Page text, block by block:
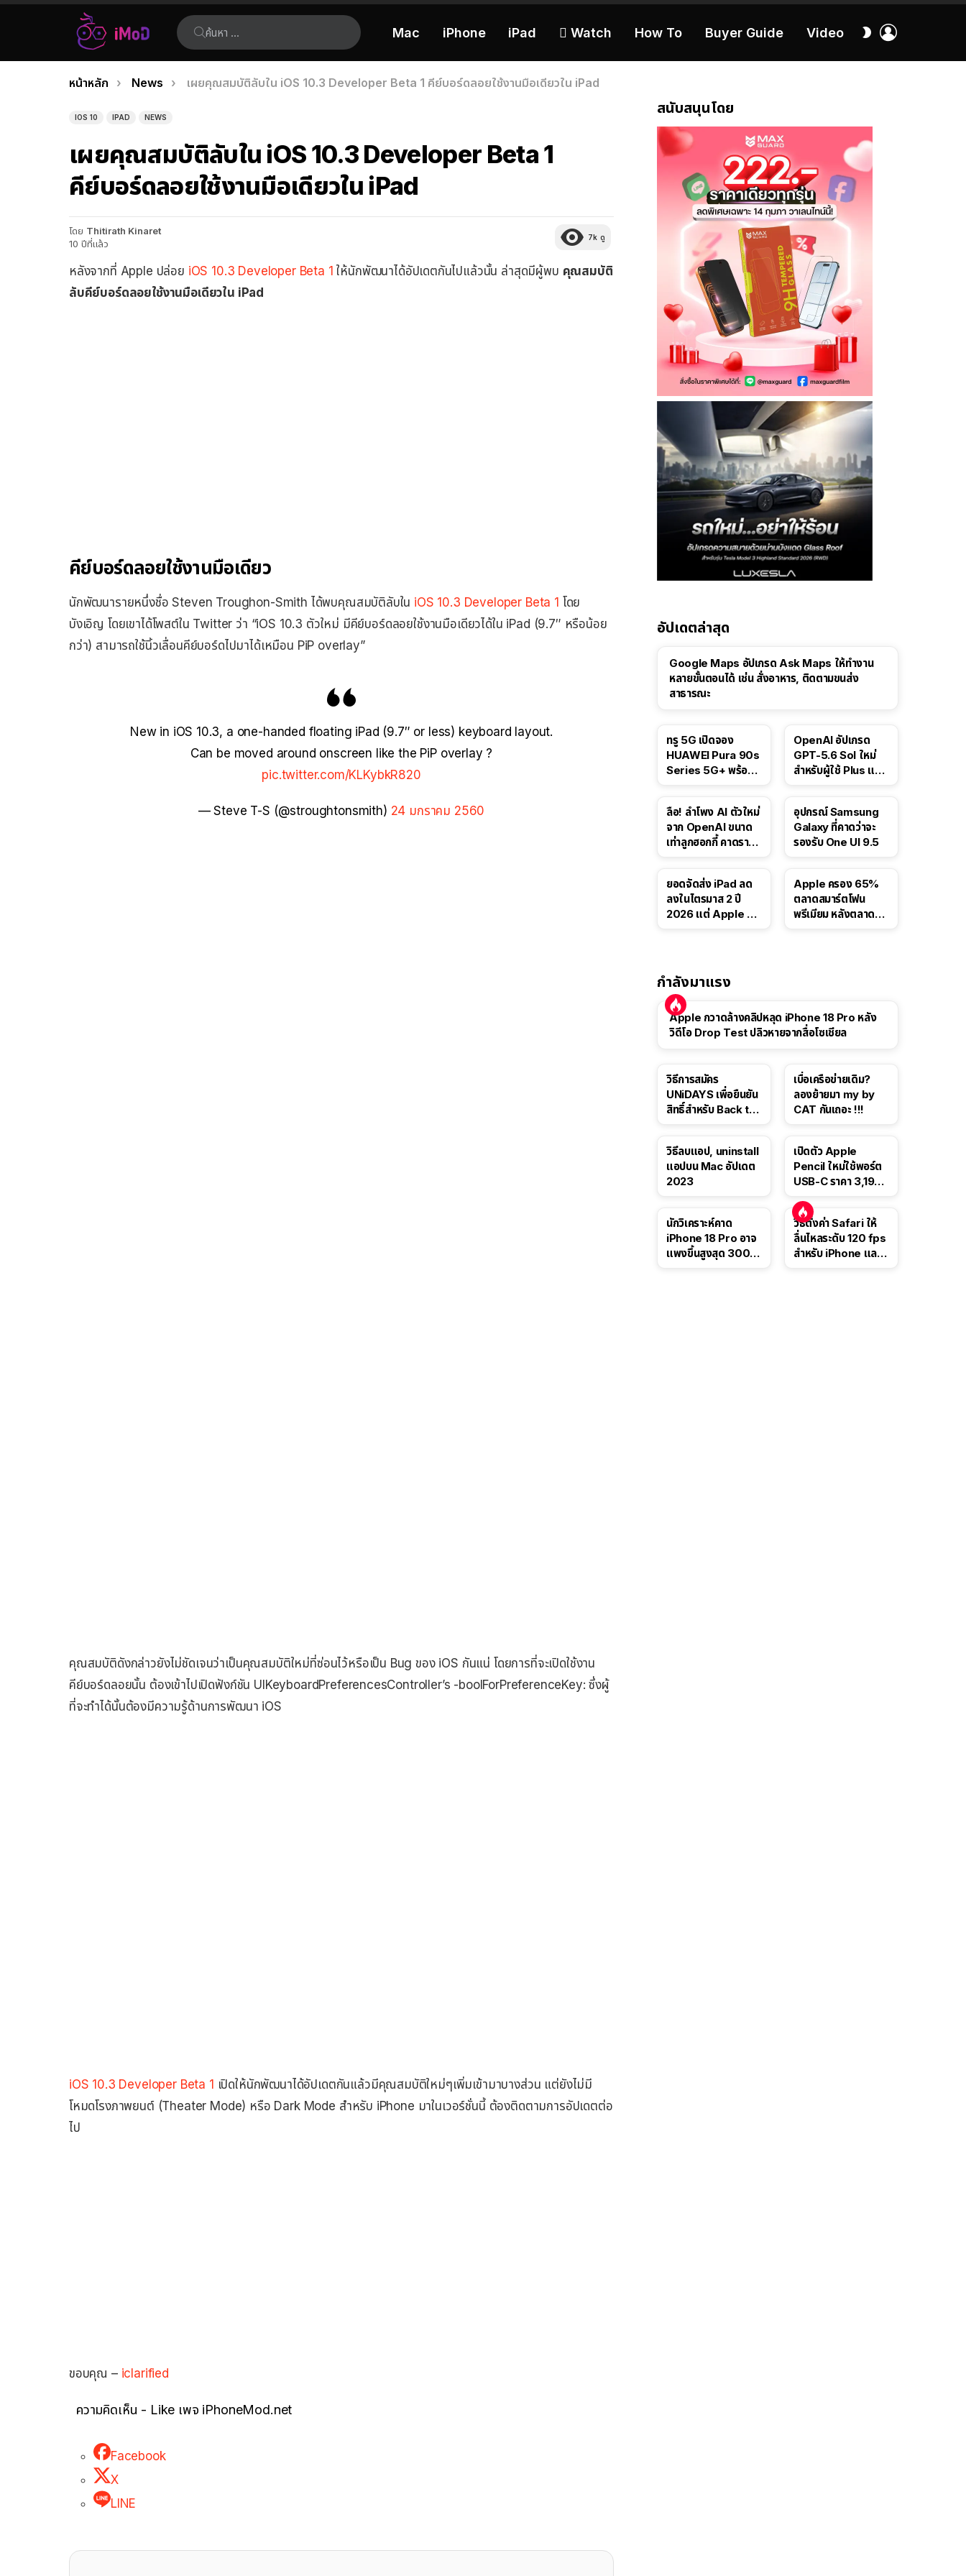
ค้นหา:
Mac iPhone iPad  Watch How To Buyer Guide Video
สลับ
เรื่อง
ล่าสุด
คุณอยู่ที่นี่:
หน้าหลัก News เผยคุณสมบัติลับใน iOS 10.3 Developer Beta 1 คีย์บอร์ดลอยใช้งานมือเดียวใน iPad
IOS 10 IPAD NEWS
เผยคุณสมบัติลับใน iOS 10.3 Developer Beta 1
คีย์บอร์ดลอยใช้งานมือเดียวใน iPad
โดย Thitirath Kinaret
10 ปีที่แล้ว
7k ดู
หลังจากที่ Apple ปล่อย iOS 10.3 Developer Beta 1 ให้นักพัฒนาได้อัปเดตกันไปแล้วนั้น ล่าสุดมีผู้พบ คุณสมบัติ
ลับคีย์บอร์ดลอยใช้งานมือเดียวใน iPad
คีย์บอร์ดลอยใช้งานมือเดียว
นักพัฒนารายหนึ่งชื่อ Steven Troughon-Smith ได้พบคุณสมบัติลับใน iOS 10.3 Developer Beta 1 โดย
บังเอิญ โดยเขาได้โพสต์ใน Twitter ว่า “iOS 10.3 ตัวใหม่ มีคีย์บอร์ดลอยใช้งานมือเดียวได้ใน iPad (9.7″ หรือน้อย
กว่า) สามารถใช้นิ้วเลื่อนคีย์บอร์ดไปมาได้เหมือน PiP overlay”
New in iOS 10.3, a one-handed floating iPad (9.7″ or less) keyboard layout.
Can be moved around onscreen like the PiP overlay ?
pic.twitter.com/KLKybkR820
— Steve T-S (@stroughtonsmith) 24 มกราคม 2560
คุณสมบัติดังกล่าวยังไม่ชัดเจนว่าเป็นคุณสมบัติใหม่ที่ซ่อนไว้หรือเป็น Bug ของ iOS กันแน่ โดยการที่จะเปิดใช้งาน
คีย์บอร์ดลอยนั้น ต้องเข้าไปเปิดฟังก์ชัน UIKeyboardPreferencesController’s -boolForPreferenceKey: ซึ่งผู้
ที่จะทำได้นั้นต้องมีความรู้ด้านการพัฒนา iOS
iOS 10.3 Developer Beta 1 เปิดให้นักพัฒนาได้อัปเดตกันแล้วมีคุณสมบัติใหม่ๆเพิ่มเข้ามาบางส่วน แต่ยังไม่มี
โหมดโรงภาพยนต์ (Theater Mode) หรือ Dark Mode สำหรับ iPhone มาในเวอร์ชั่นนี้ ต้องติดตามการอัปเดตต่อ
ไป
ขอบคุณ – iclarified
ความคิดเห็น - Like เพจ iPhoneMod.net
Facebook
X
LINE
สนับสนุนโดย
อัปเดตล่าสุด
Google Maps อัปเกรด Ask Maps ให้ทำงาน
หลายขั้นตอนได้ เช่น สั่งอาหาร, ติดตามขนส่ง
สาธารณะ
ทรู 5G เปิดจอง
HUAWEI Pura 90s
Series 5G+ พร้อม
OpenAI อัปเกรด
GPT-5.6 Sol ใหม่
สำหรับผู้ใช้ Plus และ
ลือ! ลำโพง AI ตัวใหม่
จาก OpenAI ขนาด
เท่าลูกฮอกกี้ คาดราคา
อุปกรณ์ Samsung
Galaxy ที่คาดว่าจะ
รองรับ One UI 9.5
ยอดจัดส่ง iPad ลด
ลงในไตรมาส 2 ปี
2026 แต่ Apple ยัง
Apple ครอง 65%
ตลาดสมาร์ตโฟน
พรีเมียม หลังตลาดทำ
กำลังมาแรง
Apple กวาดล้างคลิปหลุด iPhone 18 Pro หลัง
วิดีโอ Drop Test ปลิวหายจากสื่อโซเชียล
วิธีการสมัคร
UNiDAYS เพื่อยืนยัน
สิทธิ์สำหรับ Back to
เบื่อเครือข่ายเดิม?
ลองย้ายมา my by
CAT กันเถอะ !!!
วิธีลบแอป, uninstall
แอปบน Mac อัปเดต
2023
เปิดตัว Apple
Pencil ใหม่ใช้พอร์ต
USB-C ราคา 3,190
นี้
นักวิเคราะห์คาด
iPhone 18 Pro อาจ
แพงขึ้นสูงสุด 300
วิธีตั้งค่า Safari ให้
ลื่นไหลระดับ 120 fps
สำหรับ iPhone และ